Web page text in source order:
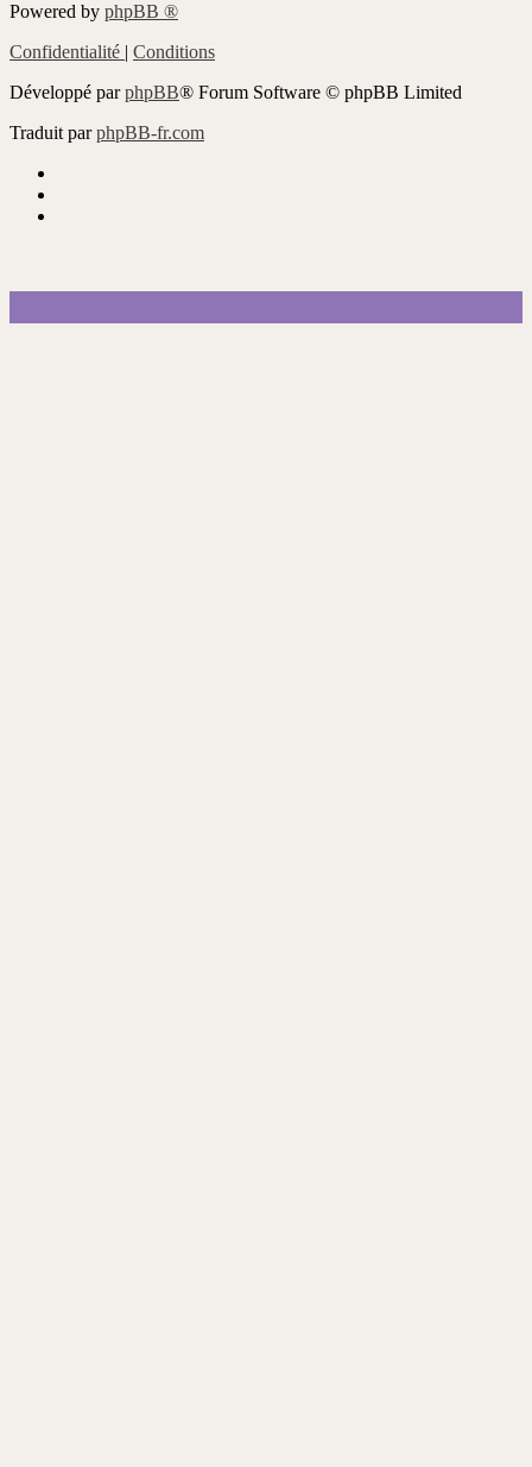
Powered by phpBB ®
Confidentialité | Conditions
Développé parphpBB® Forum Software © phpBB Limited
Traduit parphpBB-fr.com